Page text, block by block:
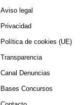
Aviso legal
Privacidad
Política de cookies (UE)
Transparencia
Canal Denuncias
Bases Concursos